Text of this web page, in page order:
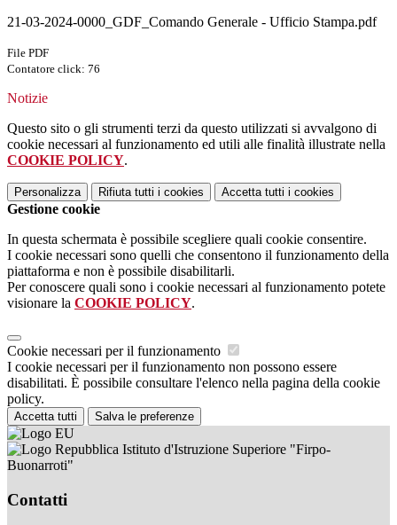
21-03-2024-0000_GDF_Comando Generale - Ufficio Stampa.pdf
File PDF
Contatore click: 76
Notizie
Questo sito o gli strumenti terzi da questo utilizzati si avvalgono di
cookie necessari al funzionamento ed utili alle finalità illustrate nella
COOKIE POLICY.
Personalizza Rifiuta tutti i cookies Accetta tutti i cookies
Gestione cookie
In questa schermata è possibile scegliere quali cookie consentire.
I cookie necessari sono quelli che consentono il funzionamento della
piattaforma e non è possibile disabilitarli.
Per conoscere quali sono i cookie necessari al funzionamento potete
visionare la COOKIE POLICY.
Cookie necessari per il funzionamento
I cookie necessari per il funzionamento non possono essere
disabilitati. È possibile consultare l'elenco nella pagina della cookie
policy.
Accetta tutti Salva le preferenze
Istituto d'Istruzione Superiore "Firpo-
Buonarroti"
Contatti